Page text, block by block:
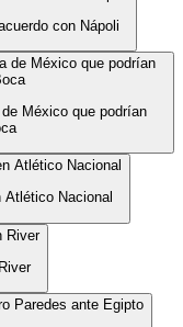
con Nápoli
México que podrían
Atlético Nacional